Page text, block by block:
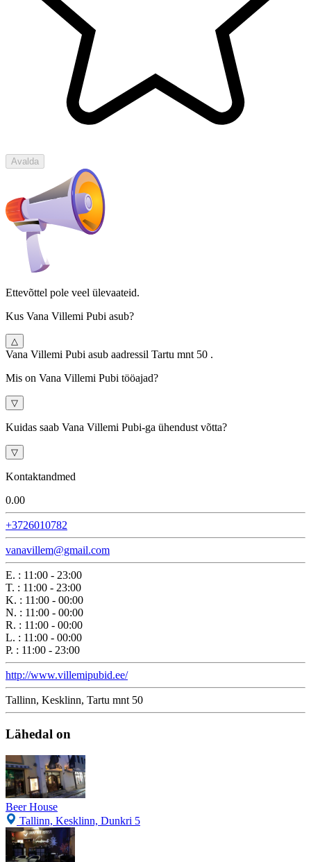
Avalda
Ettevõttel pole veel ülevaateid.
Kus Vana Villemi Pubi asub?
△
Vana Villemi Pubi asub aadressil Tartu mnt 50 .
Mis on Vana Villemi Pubi tööajad?
▽
Kuidas saab Vana Villemi Pubi-ga ühendust võtta?
▽
Kontaktandmed
0.00
+3726010782
vanavillem@gmail.com
E. : 11:00 - 23:00
T. : 11:00 - 23:00
K. : 11:00 - 00:00
N. : 11:00 - 00:00
R. : 11:00 - 00:00
L. : 11:00 - 00:00
P. : 11:00 - 23:00
http://www.villemipubid.ee/
Tallinn, Kesklinn, Tartu mnt 50
Lähedal on
Beer House
Tallinn, Kesklinn, Dunkri 5